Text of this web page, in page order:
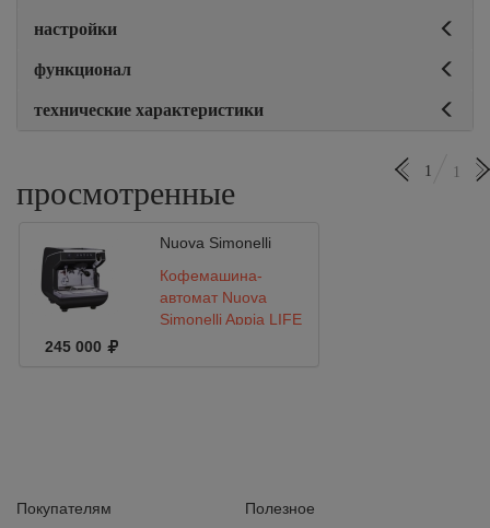
настройки
функционал
технические характеристики
просмотренные
1 1
Nuova Simonelli
Кофемашина-
автомат Nuova
Simonelli Appia LIFE
245 000
Покупателям
Полезное